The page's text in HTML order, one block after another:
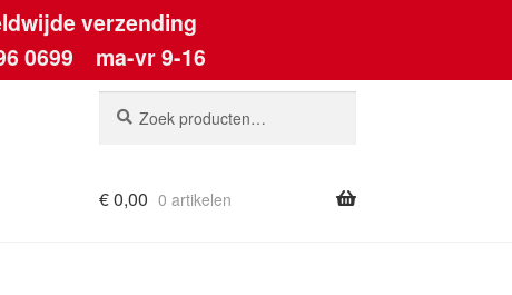
verzending
0699 ma-vr 9-16
naar:
€0,00 0 artikelen